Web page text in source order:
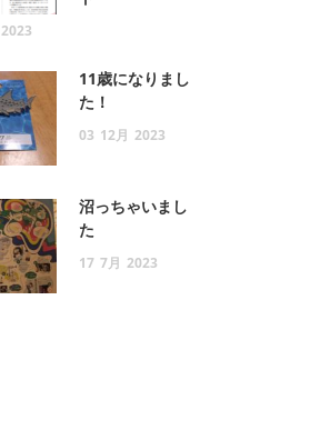
2023
11歳になりまし
た！
03 12月 2023
沼っちゃいまし
た
17 7月 2023